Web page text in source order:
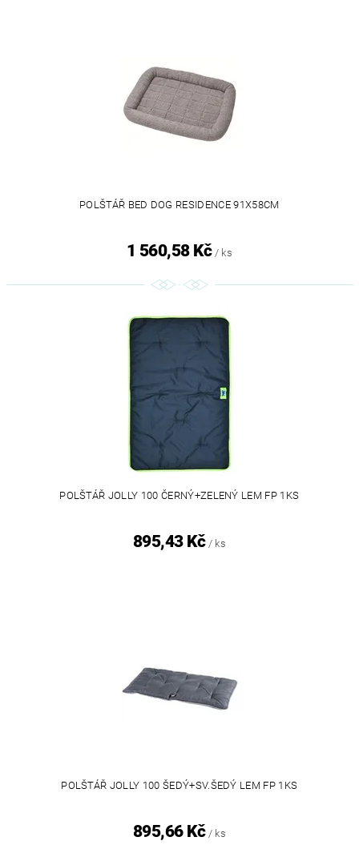
POLŠTÁŘ BED DOG RESIDENCE 91X58CM
1 560,58 Kč / ks
POLŠTÁŘ JOLLY 100 ČERNÝ+ZELENÝ LEM FP 1KS
895,43 Kč / ks
POLŠTÁŘ JOLLY 100 ŠEDÝ+SV.ŠEDÝ LEM FP 1KS
895,66 Kč / ks